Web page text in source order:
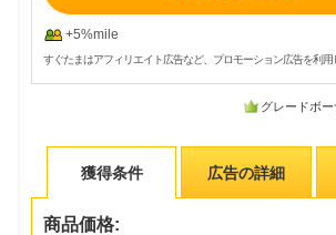
+5%mile
すぐたまはアフィリエイト広告など、プロモーション広告を利用
グレードボー
獲得条件 広告の詳細
商品価格: